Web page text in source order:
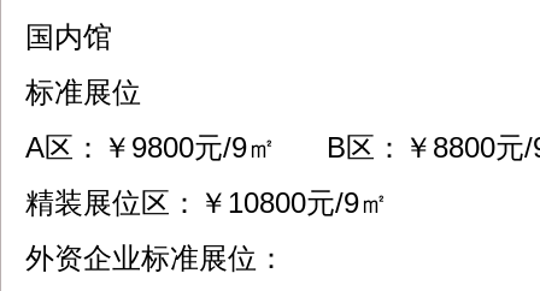
国内馆
标准展位
A区：￥9800元/9㎡ B区：￥8800元
精装展位区：￥10800元/9㎡
外资企业标准展位：